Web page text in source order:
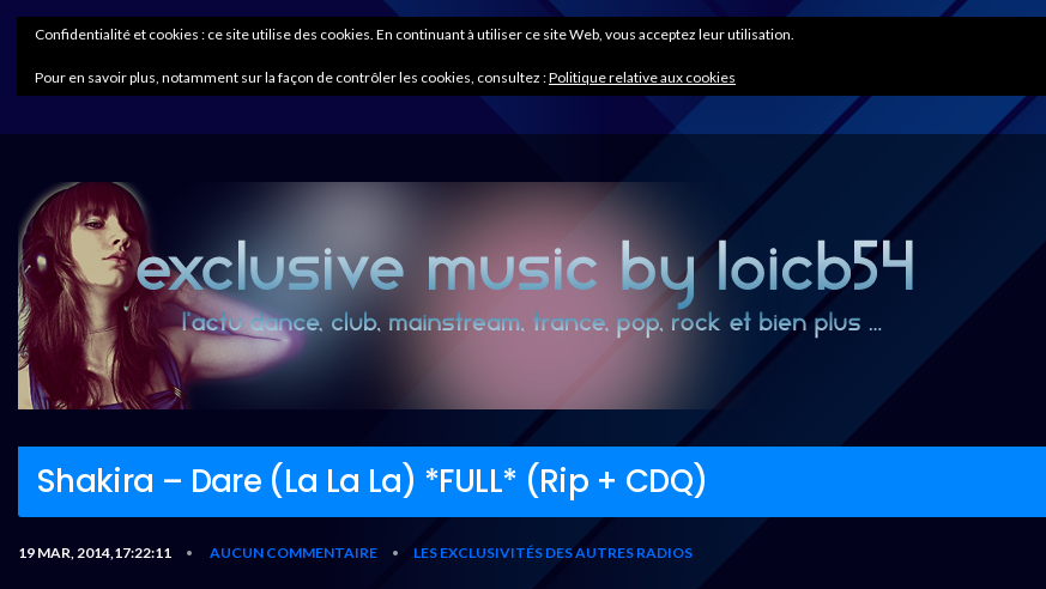
Shakira – Dare (La La La) *FULL* (Rip + CDQ)
19 MAR, 2014,17:22:11 • AUCUN COMMENTAIRE • LES EXCLUSIVITÉS DES AUTRES RADIOS
Confidentialité et cookies : ce site utilise des cookies. En continuant à utiliser ce site Web, vous acceptez leur utilisation.
Pour en savoir plus, notamment sur la façon de contrôler les cookies, consultez :Politique relative aux cookies